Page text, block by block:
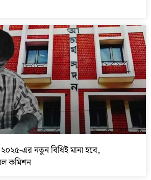
এর নতুন বিধিই মানা হবে,
কমিশন